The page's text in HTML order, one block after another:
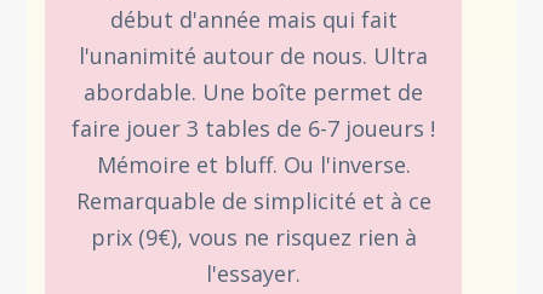
début d'année mais qui fait
l'unanimité autour de nous. Ultra
abordable. Une boîte permet de
faire jouer 3 tables de 6-7 joueurs !
Mémoire et bluff. Ou l'inverse.
Remarquable de simplicité et à ce
prix (9€), vous ne risquez rien à
l'essayer.